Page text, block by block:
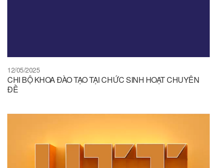
12/05/2025
CHI BỘ KHOA ĐÀO TẠO TẠI CHỨC SINH HOẠT CHUYÊN
ĐỀ